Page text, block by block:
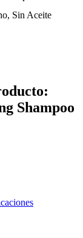
Sin Aceite
Shampoo